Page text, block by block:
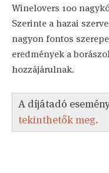
Winelovers 100
Szerinte a hazai
nagyon fontos
eredmények a
hozzájárulnak.
A díjátadó
tekinthetők meg.